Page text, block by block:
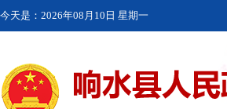
今天是： 2026年08月10日 星期一